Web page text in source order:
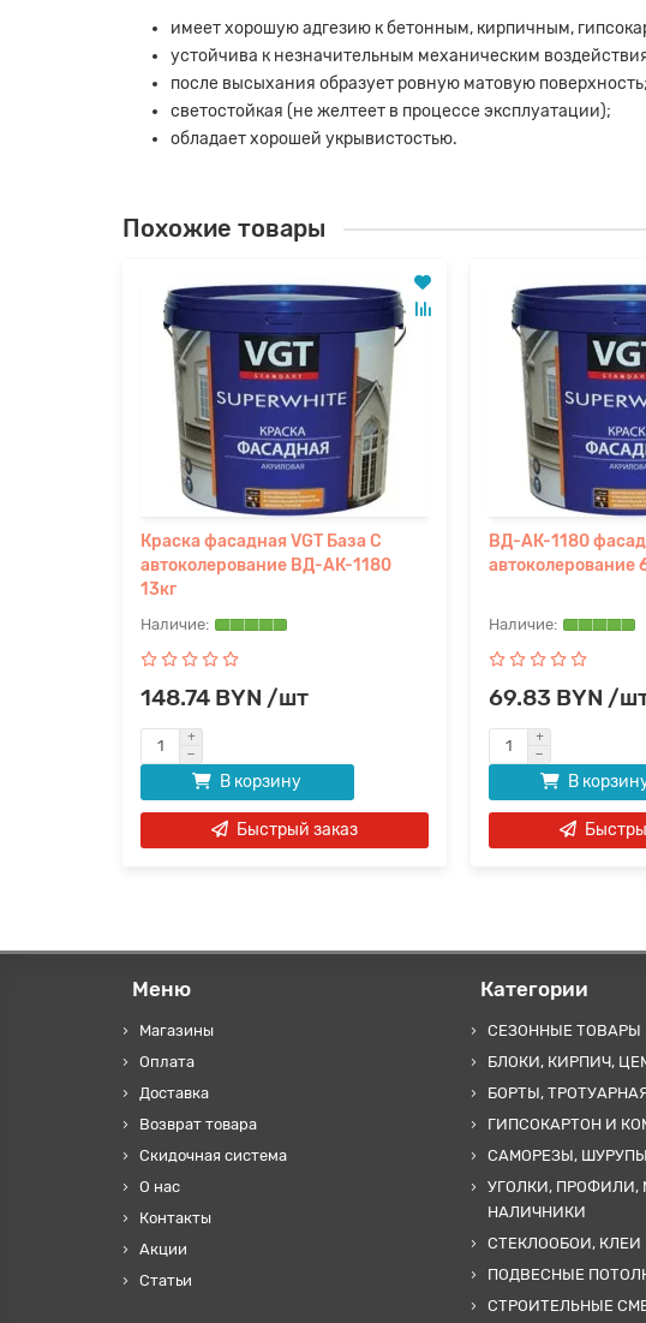
имеет хорошую адгезию к бетонным, кирпичным,
устойчива к незначительным механическим
после высыхания образует ровную матовую поверхность;
светостойкая (не желтеет в процессе эксплуатации);
обладает хорошей укрывистостью.
Похожие товары
Краска фасадная VGT База С
автоколерование ВД-АК-1180
13кг
148.74 BYN /шт
В корзину
Быстрый заказ
ВД-АК-1180
автоколерование
69.83 BYN /
В
Меню
Магазины
Оплата
Доставка
Возврат товара
Скидочная система
О нас
Контакты
Акции
Статьи
Категории
СЕЗОННЫЕ ТОВАРЫ
БЛОКИ, КИРПИЧ,
БОРТЫ,
ГИПСОКАРТОН И
САМОРЕЗЫ,
УГОЛКИ, ПРОФИЛИ,
НАЛИЧНИКИ
СТЕКЛООБОИ, КЛЕИ
ПОДВЕСНЫЕ
СТРОИТЕЛЬНЫЕ